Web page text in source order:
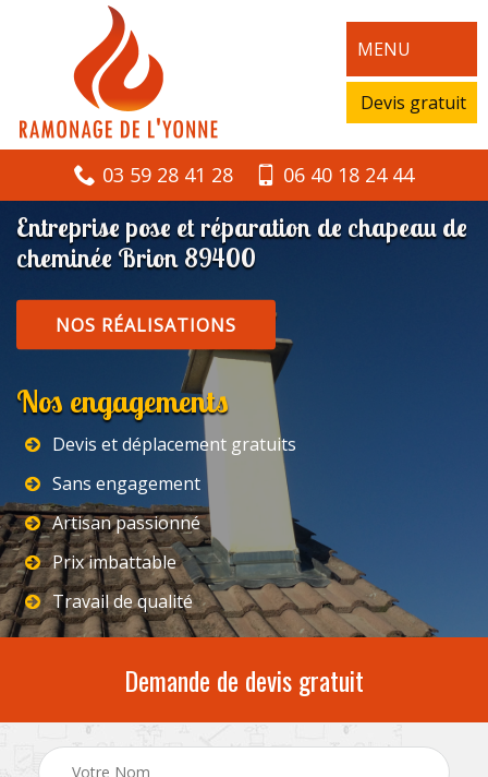
MENU
Devis gratuit
03 59 28 41 28 06 40 18 24 44
Entreprise pose et réparation de chapeau de
cheminée Brion 89400
NOS RÉALISATIONS
Nos engagements
Devis et déplacement gratuits
Sans engagement
Artisan passionné
Prix imbattable
Travail de qualité
Demande de devis gratuit